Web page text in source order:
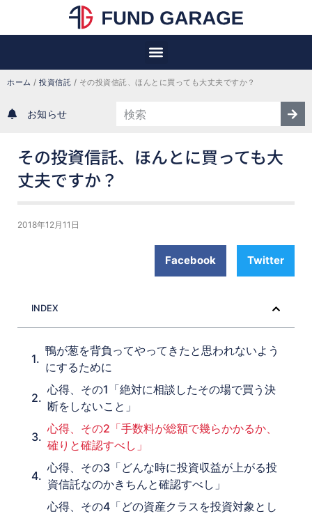
ホーム / 投資信託 / その投資信託、ほんとに買っても大丈夫ですか？
お知らせ
その投資信託、ほんとに買っても大
丈夫ですか？
2018年12月11日
Facebook Twitter
INDEX
鴨が葱を背負ってやってきたと思われないよう
にするために
心得、その1「絶対に相談したその場で買う決
断をしないこと」
心得、その2「手数料が総額で幾らかかるか、
確りと確認すべし」
心得、その3「どんな時に投資収益が上がる投
資信託なのかきちんと確認すべし」
心得、その4「どの資産クラスを投資対象とし